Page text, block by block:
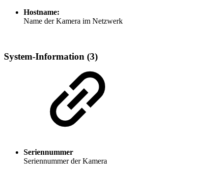
Hostname:
Name der Kamera im Netzwerk
System-Information (3)
Seriennummer
Seriennummer der Kamera